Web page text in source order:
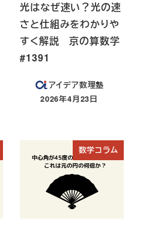
光はなぜ速い？光の速
さと仕組みをわかりや
すく解説 京の算数学
#1391
アイデア数理塾
投稿日
2026年4月23日
数学コラム